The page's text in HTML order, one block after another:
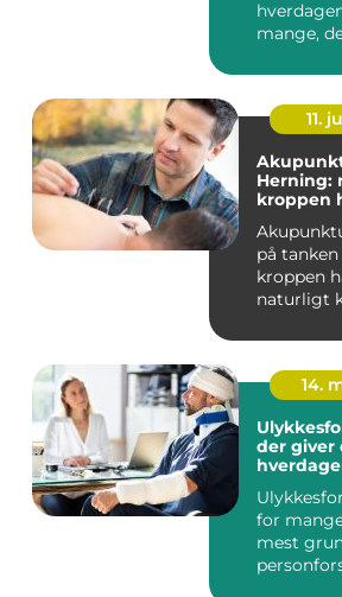
mange,
nakke, s...
11.
Herning:
kroppen
på
kroppen
naturligt
14.
der giver
for
mest